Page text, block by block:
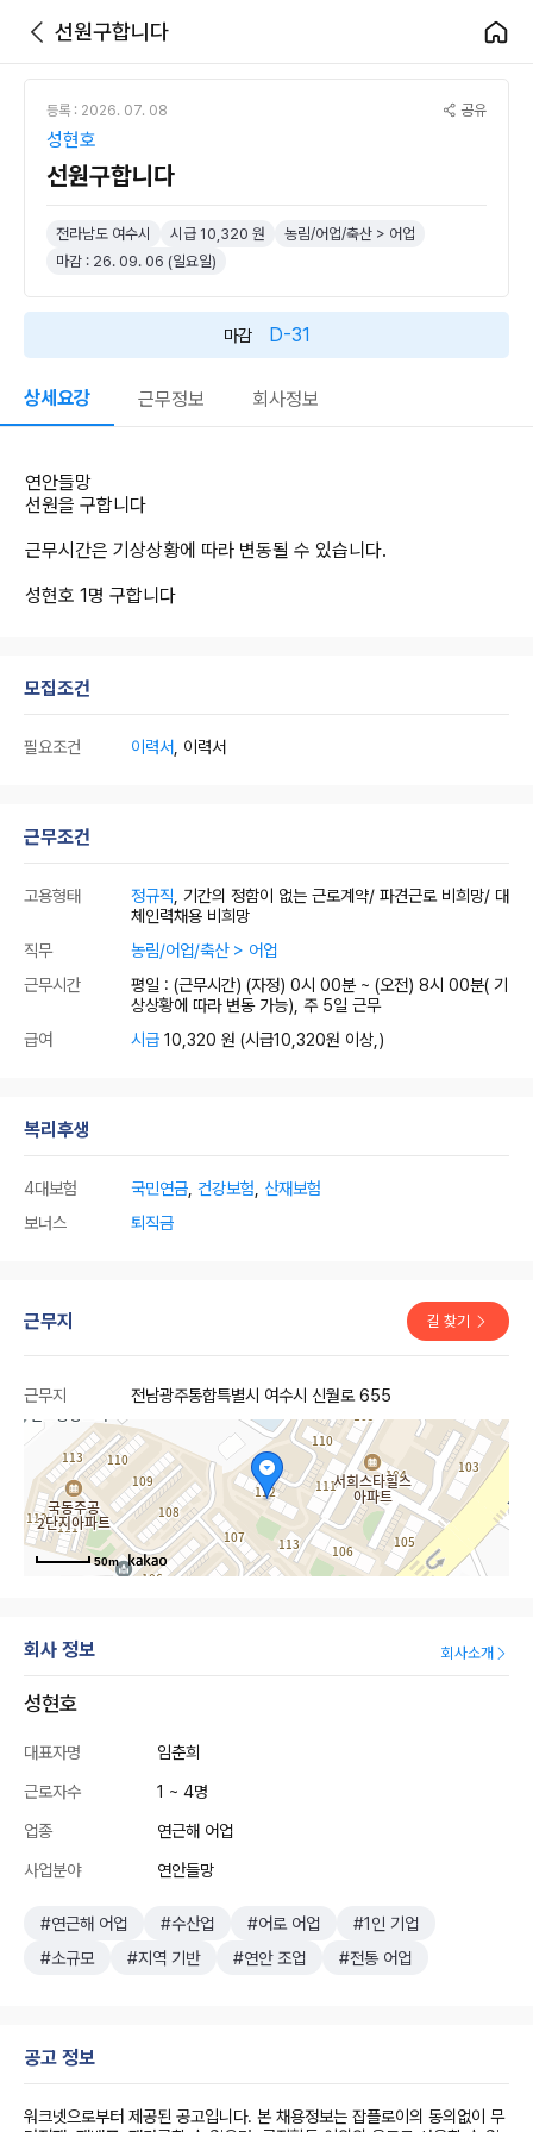
선원구합니다
등록 : 2026. 07. 08 공유
성현호
선원구합니다
전라남도 여수시 시급 10,320 원
농림/어업/축산 > 어업
마감 : 26. 09. 06 (일요일)
마감 D-31
상세요강 근무정보 회사정보
연안들망
선원을 구합니다
근무시간은 기상상황에 따라 변동될 수 있습니다.
성현호 1명 구합니다
모집조건
필요조건 이력서 , 이력서
근무조건
고용형태 정규직 , 기간의 정함이 없는 근로계약/ 파견근로 비희망/ 대
체인력채용 비희망
직무
농림/어업/축산 > 어업
근무시간
평일 : (근무시간) (자정) 0시 00분 ~ (오전) 8시 00분( 기
상상황에 따라 변동 가능), 주 5일 근무
급여
시급 10,320 원 (시급10,320원 이상,)
복리후생
4대보험 국민연금 건강보험 산재보험
보너스
퇴직금
근무지 길 찾기
근무지 전남광주통합특별시 여수시 신월로 655
50m
회사 정보 회사소개
성현호
대표자명
임춘희
근로자수
1 ~ 4명
업종
연근해 어업
사업분야
연안들망
#연근해 어업 #수산업 #어로 어업
#1인 기업
#소규모
#지역 기반 #연안 조업 #전통 어업
공고 정보
워크넷으로부터 제공된 공고입니다. 본 채용정보는 잡플로이의 동의없이 무